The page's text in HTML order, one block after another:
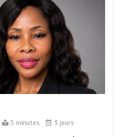
5 minutes 3 jours